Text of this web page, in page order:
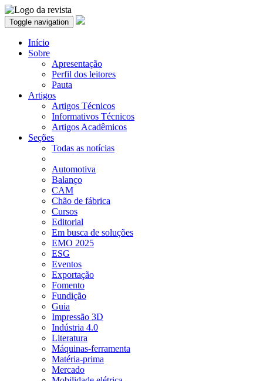
Toggle navigation
Início
Sobre
Apresentação
Perfil dos leitores
Pauta
Artigos
Artigos Técnicos
Informativos Técnicos
Artigos Acadêmicos
Seções
Todas as notícias
Automotiva
Balanço
CAM
Chão de fábrica
Cursos
Editorial
Em busca de soluções
EMO 2025
ESG
Eventos
Exportação
Fomento
Fundição
Guia
Impressão 3D
Indústria 4.0
Literatura
Máquinas-ferramenta
Matéria-prima
Mercado